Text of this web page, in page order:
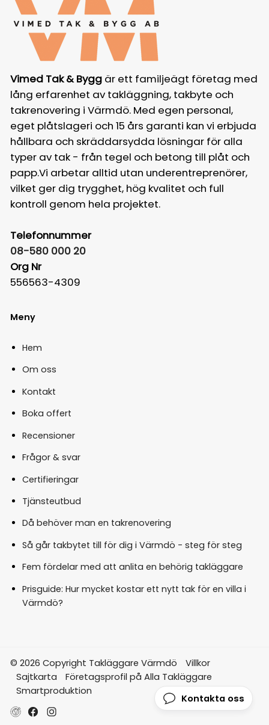
Vimed Tak & Byggär ett familjeägt företag med
lång erfarenhet av takläggning, takbyte och
takrenovering i Värmdö. Med egen personal,
eget plåtslageri och 15 års garanti kan vi erbjuda
hållbara och skräddarsydda lösningar för alla
typer av tak - från tegel och betong till plåt och
papp.Vi arbetar alltid utan underentreprenörer,
vilket ger dig trygghet, hög kvalitet och full
kontroll genom hela projektet.
Telefonnummer
08-580 000 20
Org Nr
556563-4309
Meny
Hem
Om oss
Kontakt
Boka offert
Recensioner
Frågor & svar
Certifieringar
Tjänsteutbud
Då behöver man en takrenovering
Så går takbytet till för dig i Värmdö - steg för steg
Fem fördelar med att anlita en behörig takläggare
Prisguide: Hur mycket kostar ett nytt tak för en villa i
Värmdö?
© 2026 Copyright Takläggare Värmdö
Villkor
Sajtkarta
Företagsprofil på Alla Takläggare
Smartproduktion
Kontakta oss